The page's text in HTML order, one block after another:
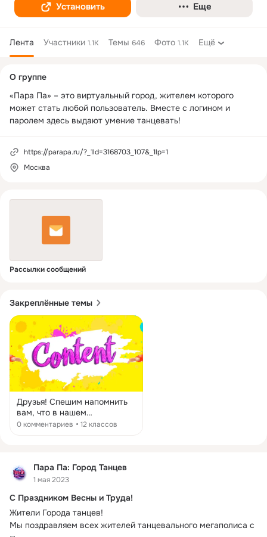
Установить Еще
Лента Участники 1.1K Темы 646 Фото 1.1K Ещё
Рассылки сообщений
Закреплённые темы
Друзья! Спешим напомнить
вам, что в нашем
сообществе действует
Если вы любите делать
красивые скриншоты,
свободное время, у вас
прекрасное чувство юмора,
а может быть вы
прирождённый клипмейкер?
0 комментариев 12 классов
Пара Па: Город Танцев
1 мая 2023
С Праздником Весны и Труда!
Жители Города танцев!
Мы поздравляем всех жителей танцевального мегаполиса с
колонка
О группе
«Пара Па» – это виртуальный город, жителем которого
может стать любой пользователь. Вместе с логином и
паролем здесь выдают умение танцевать!
https://parapa.ru/?_1ld=3168703_107&_1lp=1
Москва